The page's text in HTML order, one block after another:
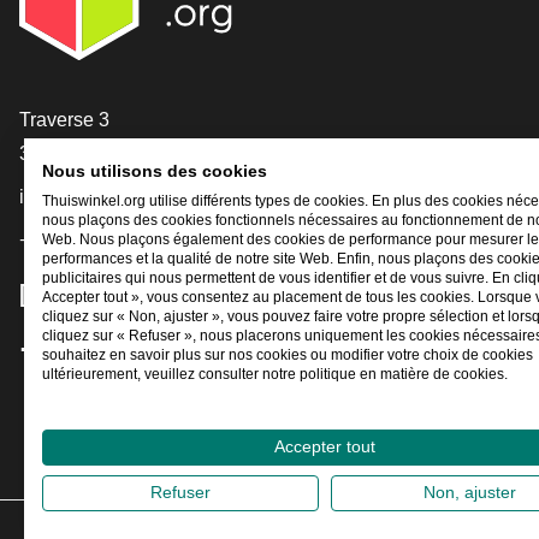
[_General:Contact]
Traverse 3
3905 NL Veenendaal
info@thuiswinkel.org
+31 (0)318 64 85 75
[_General:SocialMediaTitle]
Facebook
X LinkedIn
Instagram
YouTube
Nous utilisons des cookies
Thuiswinkel.org utilise différents types de cookies. En plus des cookies
nous plaçons des cookies fonctionnels nécessaires au fonctionnement de
Web. Nous plaçons également des cookies de performance pour mesurer
performances et la qualité de notre site Web. Enfin, nous plaçons des
publicitaires qui nous permettent de vous identifier et de vous suivre. En
Accepter tout », vous consentez au placement de tous les cookies. Lorsque
cliquez sur « Non, ajuster », vous pouvez faire votre propre sélection et
cliquez sur « Refuser », nous placerons uniquement les cookies
souhaitez en savoir plus sur nos cookies ou modifier votre choix de cookies
ultérieurement, veuillez consulter notre politique en matière de cookies.
Accepter tout
Refuser Non, ajuster